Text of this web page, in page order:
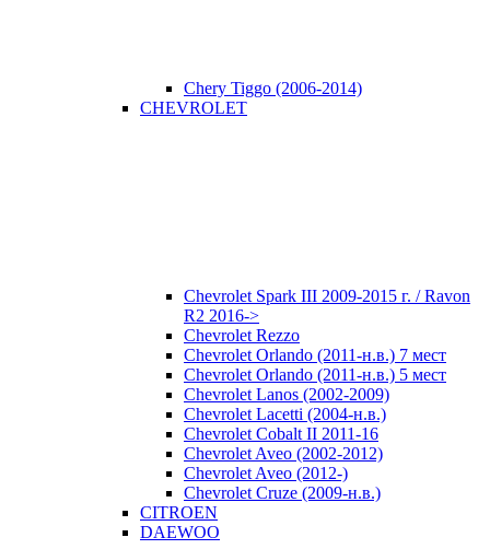
Chery Tiggo (2006-2014)
CHEVROLET
Chevrolet Spark III 2009-2015 г. / Ravon
R2 2016->
Chevrolet Rezzo
Chevrolet Orlando (2011-н.в.) 7 мест
Chevrolet Orlando (2011-н.в.) 5 мест
Chevrolet Lanos (2002-2009)
Chevrolet Lacetti (2004-н.в.)
Chevrolet Cobalt II 2011-16
Chevrolet Aveo (2002-2012)
Chevrolet Aveo (2012-)
Chevrolet Cruze (2009-н.в.)
CITROEN
DAEWOO